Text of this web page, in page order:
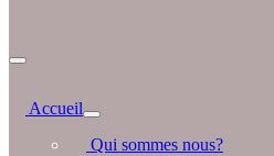
Accueil
Qui sommes nous?